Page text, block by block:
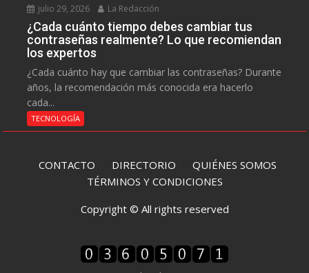
julio 29, 2026 La Redacción
¿Cada cuánto tiempo debes cambiar tus
contraseñas realmente? Lo que recomiendan
los expertos
¿Cada cuánto hay que cambiar las contraseñas? Durante
años, la recomendación más conocida era hacerlo
cada...
TECNOLOGÍA
CONTACTO DIRECTORIO QUIÉNES SOMOS
TÉRMINOS Y CONDICIONES
Copyright © All rights reserved